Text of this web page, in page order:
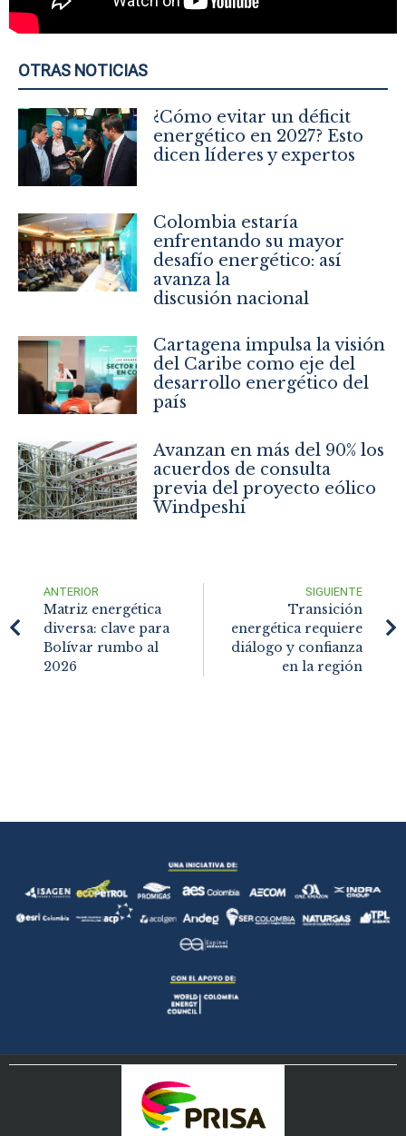
OTRAS NOTICIAS
¿Cómo evitar un déficit
energético en 2027? Esto
dicen líderes y expertos
Colombia estaría
enfrentando su mayor
desafío energético: así
avanza la
discusión nacional
Cartagena impulsa la visión
del Caribe como eje del
desarrollo energético del
país
Avanzan en más del 90% los
acuerdos de consulta
previa del proyecto eólico
Windpeshi
ANTERIOR
Matriz energética
diversa: clave para
Bolívar rumbo al
2026
SIGUIENTE
Transición
energética requiere
diálogo y confianza
en la región